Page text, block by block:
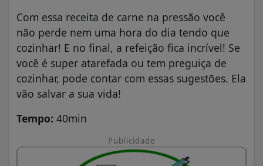
Com essa receita de carne na pressão você
não perde nem uma hora do dia tendo que
cozinhar! E no final, a refeição fica incrível! Se
você é super atarefada ou tem preguiça de
cozinhar, pode contar com essas sugestões. Ela
vão salvar a sua vida!
Tempo: 40min
Publicidade